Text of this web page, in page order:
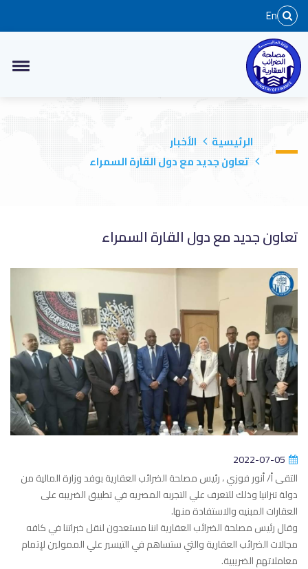
En
الرئيسية
الأخبار
تعاون جديد مع دول القارة السمراء
تعاون جديد مع دول القارة السمراء
2022-07-05
التقى أ/ أنور فوزي ، رئيس مصلحة الضرائب العقارية بوفد وزارة المالية من
دولة تنزانيا وذلك للتعرف علي التجربه المصريه في تطبيق الضريبه على
العقارات المبنيه والاستفادة منها.
وقال رئيس مصلحة الضرائب العقارية اننا مستعدون لنقل خبراتنا في كافه
مجالات الضرائب العقارية والتي ستساهم في التيسير علي الممولين لإتمام
معاملاتهم الضريبية.